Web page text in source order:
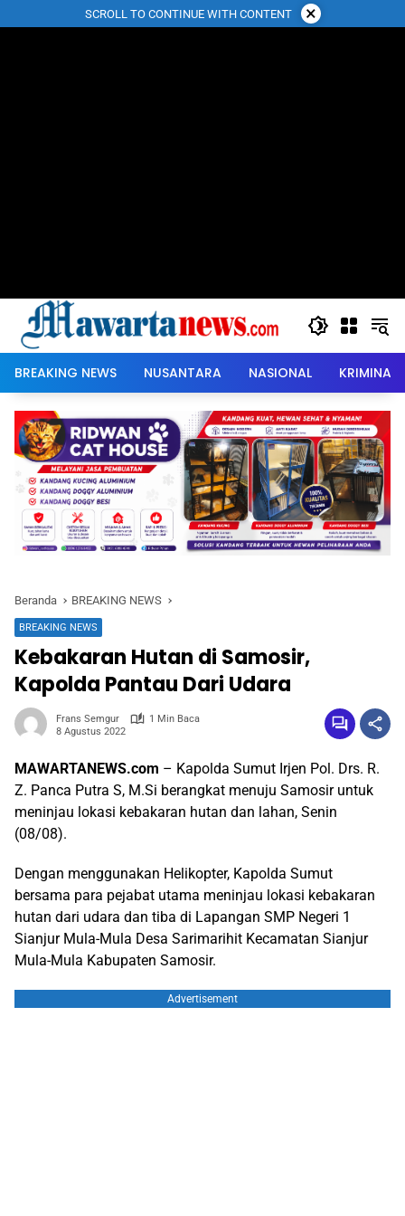
ke
SCROLL TO CONTINUE WITH CONTENT ×
BREAKING NEWS NUSANTARA NASIONAL KRIMINAL
Beranda BREAKING NEWS
BREAKING NEWS
Kebakaran Hutan di Samosir,
Kapolda Pantau Dari Udara
Frans Semgur
1 Min Baca
8 Agustus 2022
MAWARTANEWS.com – Kapolda Sumut Irjen Pol. Drs. R.
Z. Panca Putra S, M.Si berangkat menuju Samosir untuk
meninjau lokasi kebakaran hutan dan lahan, Senin
(08/08).
Dengan menggunakan Helikopter, Kapolda Sumut
bersama para pejabat utama meninjau lokasi kebakaran
hutan dari udara dan tiba di Lapangan SMP Negeri 1
Sianjur Mula-Mula Desa Sarimarihit Kecamatan Sianjur
Mula-Mula Kabupaten Samosir.
Advertisement